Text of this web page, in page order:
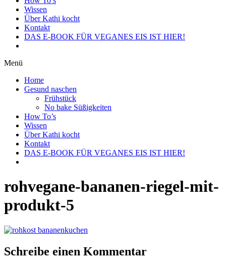
Wissen
Über Kathi kocht
Kontakt
DAS E-BOOK FÜR VEGANES EIS IST HIER!
Menü
Home
Gesund naschen
Frühstück
No bake Süßigkeiten
How To’s
Wissen
Über Kathi kocht
Kontakt
DAS E-BOOK FÜR VEGANES EIS IST HIER!
rohvegane-bananen-riegel-mit-
produkt-5
Schreibe einen Kommentar